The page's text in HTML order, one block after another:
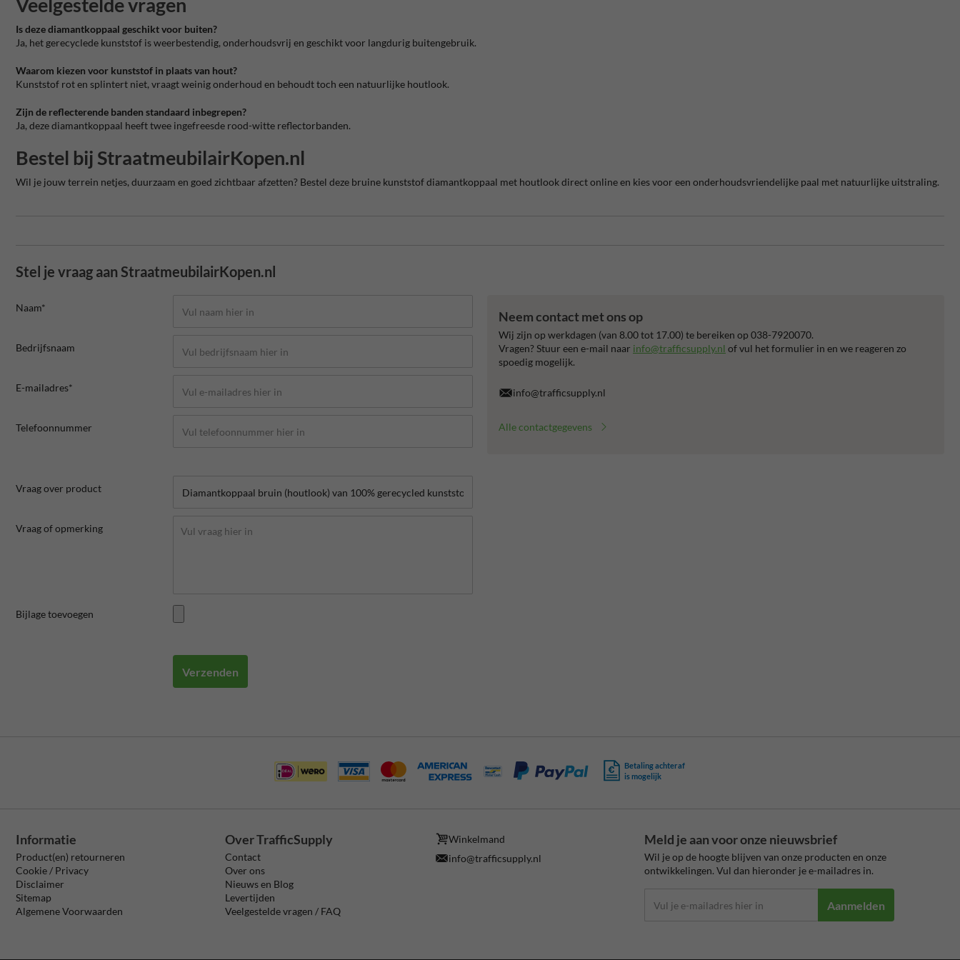
Veelgestelde vragen
Is deze diamantkoppaal geschikt voor buiten?
Ja, het gerecyclede kunststof is weerbestendig, onderhoudsvrij en geschikt voor langdurig buitengebruik.
Waarom kiezen voor kunststof in plaats van hout?
Kunststof rot en splintert niet, vraagt weinig onderhoud en behoudt toch een natuurlijke houtlook.
Zijn de reflecterende banden standaard inbegrepen?
Ja, deze diamantkoppaal heeft twee ingefreesde rood-witte reflectorbanden.
Bestel bij StraatmeubilairKopen.nl
Wil je jouw terrein netjes, duurzaam en goed zichtbaar afzetten? Bestel deze bruine kunststof diamantkoppaal met houtlook direct online en kies voor een onderhoudsvriendelijke paal met natuurlijke uitstraling.
Stel je vraag aan StraatmeubilairKopen.nl
Naam*
Bedrijfsnaam
E-mailadres*
Telefoonnummer
Vraag over product
Vraag of opmerking
Bijlage toevoegen
Verzenden
Neem contact met ons op
Wij zijn op werkdagen (van 8.00 tot 17.00) te bereiken op 038-7920070.
Vragen? Stuur een e-mail naar info@trafficsupply.nl of vul het formulier in en we reageren zo
spoedig mogelijk.
info@trafficsupply.nl
Alle contactgegevens
Betaling achteraf
is mogelijk
Informatie
Product(en) retourneren
Cookie / Privacy
Disclaimer
Sitemap
Algemene Voorwaarden
Over TrafficSupply
Contact
Over ons
Nieuws en Blog
Levertijden
Veelgestelde vragen / FAQ
Winkelmand
info@trafficsupply.nl
Meld je aan voor onze nieuwsbrief
Wil je op de hoogte blijven van onze producten en onze
ontwikkelingen. Vul dan hieronder je e-mailadres in.
Aanmelden